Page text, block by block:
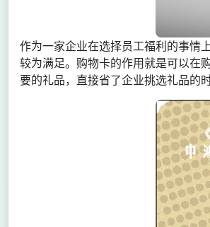
作为一家企业在选择员工福利的事情
较为满足。购物卡的作用就是可以在
要的礼品，直接省了企业挑选礼品的